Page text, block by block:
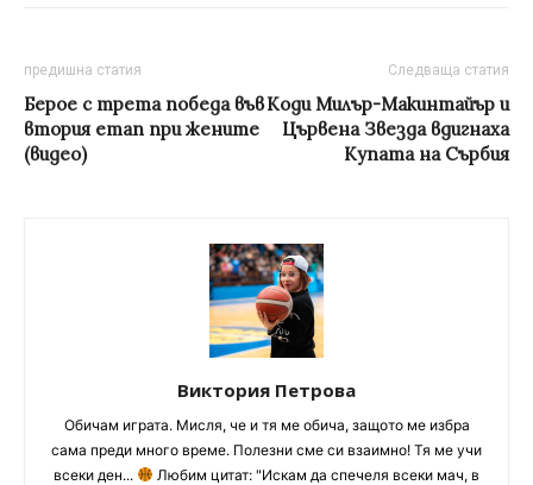
предишна статия
Берое с трета победа във
втория етап при жените
(видео)
Следваща статия
Коди Милър-Макинтайър и
Цървена Звезда вдигнаха
Купата на Сърбия
Виктория Петрова
Обичам играта. Мисля, че и тя ме обича, защото ме избра
сама преди много време. Полезни сме си взаимно! Тя ме учи
всеки ден...
Любим цитат: "Искам да спечеля всеки мач, в